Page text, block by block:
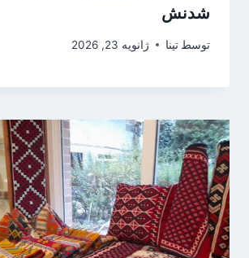
شدنش
توسط تینا ژانویه 23, 2026